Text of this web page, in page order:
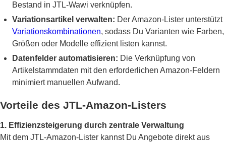
Bestand in JTL-Wawi verknüpfen.
Variationsartikel verwalten: Der Amazon-Lister unterstützt
Variationskombinationen, sodass Du Varianten wie Farben,
Größen oder Modelle effizient listen kannst.
Datenfelder automatisieren: Die Verknüpfung von
Artikelstammdaten mit den erforderlichen Amazon-Feldern
minimiert manuellen Aufwand.
Vorteile des JTL-Amazon-Listers
1. Effizienzsteigerung durch zentrale Verwaltung
Mit dem JTL-Amazon-Lister kannst Du Angebote direkt aus